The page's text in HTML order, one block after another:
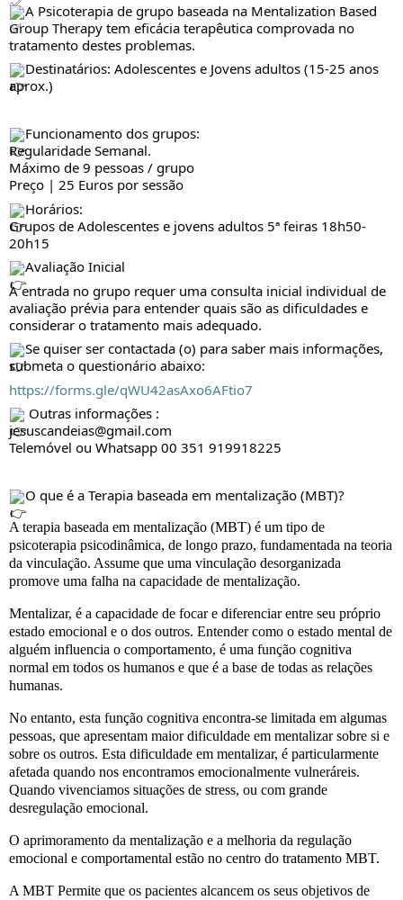
A Psicoterapia de grupo baseada na Mentalization Based
Group Therapy tem eficácia terapêutica comprovada no
tratamento destes problemas.
Destinatários: Adolescentes e Jovens adultos (15-25 anos
aprox.)
Funcionamento dos grupos:
Regularidade Semanal.
Máximo de 9 pessoas / grupo
Preço | 25 Euros por sessão
Horários:
Grupos de Adolescentes e jovens adultos 5ª feiras 18h50-
20h15
Avaliação Inicial
A entrada no grupo requer uma consulta inicial individual de
avaliação prévia para entender quais são as dificuldades e
considerar o tratamento mais adequado.
Se quiser ser contactada (o) para saber mais informações,
submeta o questionário abaixo:
https://forms.gle/qWU42asAxo6AFtio7
Outras informações :
jesuscandeias@gmail.com
Telemóvel ou Whatsapp 00 351 919918225
O que é a Terapia baseada em mentalização (MBT)?
A terapia baseada em mentalização (MBT) é um tipo de
psicoterapia psicodinâmica, de longo prazo, fundamentada na teoria
da vinculação. Assume que uma vinculação desorganizada
promove uma falha na capacidade de mentalização.
Mentalizar, é a capacidade de focar e diferenciar entre seu próprio
estado emocional e o dos outros. Entender como o estado mental de
alguém influencia o comportamento, é uma função cognitiva
normal em todos os humanos e que é a base de todas as relações
humanas.
No entanto, esta função cognitiva encontra-se limitada em algumas
pessoas, que apresentam maior dificuldade em mentalizar sobre si e
sobre os outros. Esta dificuldade em mentalizar, é particularmente
afetada quando nos encontramos emocionalmente vulneráreis.
Quando vivenciamos situações de stress, ou com grande
desregulação emocional.
O aprimoramento da mentalização e a melhoria da regulação
emocional e comportamental estão no centro do tratamento MBT.
A MBT Permite que os pacientes alcancem os seus objetivos de